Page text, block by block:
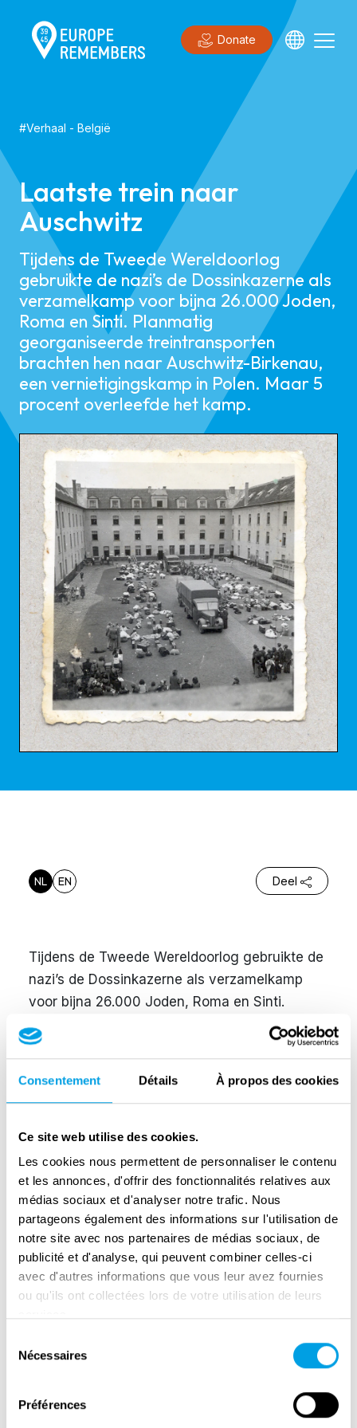
Consentement Détails À propos des cookies
Ce site web utilise des cookies.
Les cookies nous permettent de personnaliser le contenu
et les annonces, d'offrir des fonctionnalités relatives aux
médias sociaux et d'analyser notre trafic. Nous
partageons également des informations sur l'utilisation de
notre site avec nos partenaires de médias sociaux, de
publicité et d'analyse, qui peuvent combiner celles-ci
avec d'autres informations que vous leur avez fournies
ou qu'ils ont collectées lors de votre utilisation de leurs
Nécessaires
Préférences
Donate
#Verhaal - België
Laatste trein naar
Auschwitz
Tijdens de Tweede Wereldoorlog
gebruikte de nazi’s de Dossinkazerne als
verzamelkamp voor bijna 26.000 Joden,
Roma en Sinti. Planmatig
georganiseerde treintransporten
brachten hen naar Auschwitz-Birkenau,
een vernietigingskamp in Polen. Maar 5
procent overleefde het kamp.
NL EN Deel
Tijdens de Tweede Wereldoorlog gebruikte de
nazi’s de Dossinkazerne als verzamelkamp
voor bijna 26.000 Joden, Roma en Sinti.
Planmatig georganiseerde treintransporten
brachten hen naar Auschwitz-Birkenau, een
vernietigingskamp in Polen. Maar 5 procent
Ze wilden alle overblijvende Joden naar de
kazerne overbrengen. Niemand mag worden
gespaard!
Het oprukkende leger van de geallieerden
gooide roet in de Duitse plannen. Eind
augustus was de Duitse terugtocht in volle
gang. In de kazerne steeg ondertussen de
deportatie en liquidatie deed de ronde.
wanhopig klaar om te vechten. De Duitsers